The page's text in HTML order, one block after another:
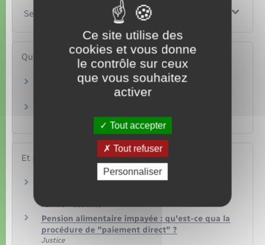
Services en ligne et formulaires
Questions ? Réponses !
Que faire si la pension alimentaire n'est pas
et que le débiteur à l'étranger ?
Et aussi
Pension alimentaire pour un enfant : montant,
Famille – Scolarité
Pension alimentaire impayée : qu'est-ce qua la
procédure de "paiement direct" ?
Justice
Ce site utilise des
cookies et vous donne
le contrôle sur ceux
que vous souhaitez
activer
Tout accepter
Tout refuser
Personnaliser